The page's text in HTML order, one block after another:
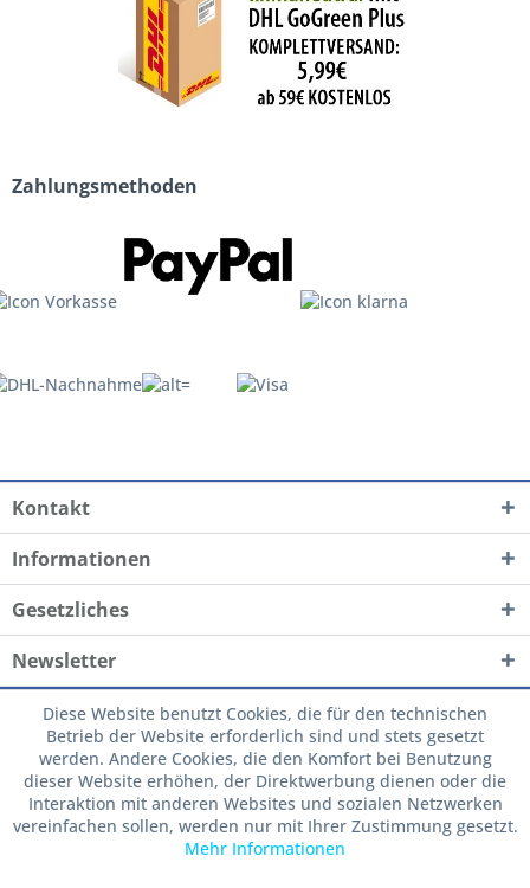
Zahlungsmethoden
Kontakt
Informationen
Gesetzliches
Newsletter
Diese Website benutzt Cookies, die für den technischen
Betrieb der Website erforderlich sind und stets gesetzt
werden. Andere Cookies, die den Komfort bei Benutzung
dieser Website erhöhen, der Direktwerbung dienen oder die
Interaktion mit anderen Websites und sozialen Netzwerken
vereinfachen sollen, werden nur mit Ihrer Zustimmung gesetzt.
Mehr Informationen